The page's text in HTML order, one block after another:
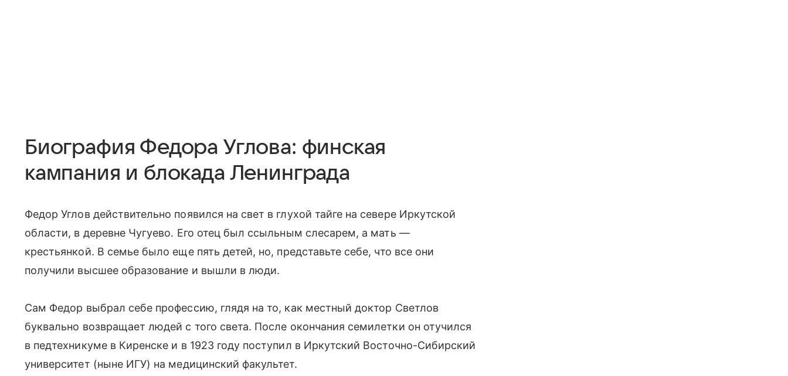
Биография Федора Углова: финская
кампания и блокада Ленинграда
Федор Углов действительно появился на свет в глухой тайге на севере Иркутской
области, в деревне Чугуево. Его отец был ссыльным слесарем, а мать —
крестьянкой. В семье было еще пять детей, но, представьте себе, что все они
получили высшее образование и вышли в люди.
Сам Федор выбрал себе профессию, глядя на то, как местный доктор Светлов
буквально возвращает людей с того света. После окончания семилетки он отучился
в педтехникуме в Киренске и в 1923 году поступил в Иркутский Восточно-Сибирский
университет (ныне ИГУ) на медицинский факультет.